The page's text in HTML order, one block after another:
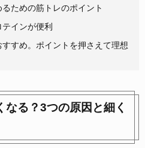
ための筋トレのポイント
インが便利
すめ。ポイントを押さえて理想
る？3つの原因と細く